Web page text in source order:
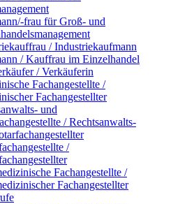
frau für Groß- und
/ Industriekaufmann
/ Kauffrau im Einzelhandel
/ Verkäuferin
Fachangestellte /
Fachangestellter
und
/ Rechtsanwalts-
/
Fachangestellte /
Fachangestellter